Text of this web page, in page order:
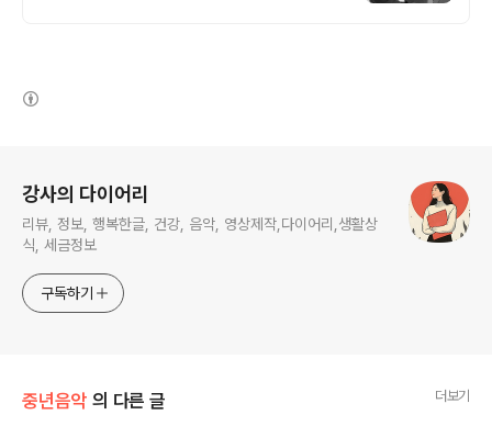
강사의 다이어리
리뷰, 정보, 행복한글, 건강, 음악, 영상제작,다이어리,생활상
식, 세금정보
구독하기
중년음악 의 다른 글 더보기